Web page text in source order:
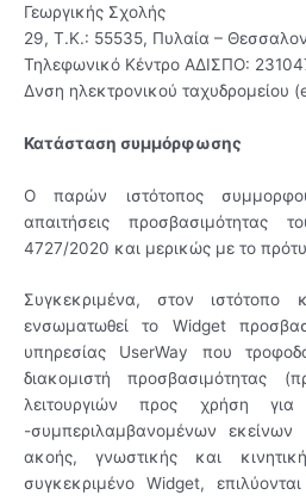
Γεωργικής Σχολής
29, Τ.Κ.: 55535, Πυλαία –
Τηλεφωνικό Κέντρο ΑΔΙΣΠΟ:
Δνση ηλεκτρονικού ταχυδρομείου
Κατάσταση συμμόρφωσης
Ο παρών ιστότοπος
απαιτήσεις
4727/2020 και μερικώς με το
Συγκεκριμένα, στον ιστότοπο
ενσωματωθεί το Widget
υπηρεσίας UserWay που
διακομιστή προσβασιμότητας
λειτουργιών προς χρήση
-συμπεριλαμβανομένων
ακοής, γνωστικής και
συγκεκριμένο Widget,